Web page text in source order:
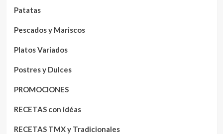
Patatas
Pescados y Mariscos
Platos Variados
Postres y Dulces
PROMOCIONES
RECETAS con idéas
RECETAS TMX y Tradicionales